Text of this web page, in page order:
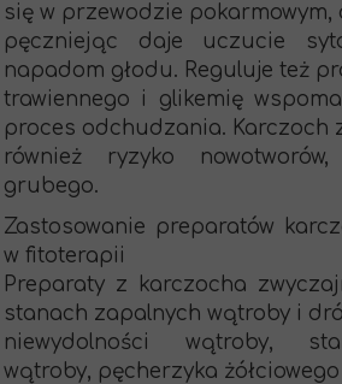
się w przewodzie pokarmowym,
pęczniejąc daje uczucie
napadom głodu. Reguluje też
trawiennego i glikemię
proces odchudzania. Karczoch
również ryzyko
grubego.
Zastosowanie preparatów
w fitoterapii
Preparaty z karczocha
stanach zapalnych wątroby i
niewydolności wątroby,
wątroby, pęcherzyka